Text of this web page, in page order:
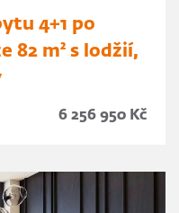
4+1 po
82 m² s lodžií,
6 256 950 Kč